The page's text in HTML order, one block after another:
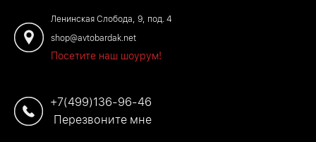
Ленинская Слобода, 9, под. 4
shop@avtobardak.net
Посетите наш шоурум!
+7(499)136-96-46
Перезвоните мне